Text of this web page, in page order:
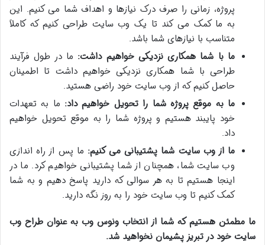
پروژه، زمانی را صرف درک نیازها و اهداف شما می کنیم. این
به ما کمک می کند تا یک وب سایت طراحی کنیم که کاملاً
متناسب با نیازهای شما باشد.
ما با شما همکاری نزدیکی خواهیم داشت: ما در طول فرآیند
طراحی با شما همکاری نزدیکی خواهیم داشت تا اطمینان
حاصل کنیم که از وب سایت خود راضی هستید.
ما به موقع پروژه شما را تحویل خواهیم داد: ما به تعهدات
خود پایبند هستیم و پروژه شما را به موقع تحویل خواهیم
داد.
ما از وب سایت شما پشتیبانی می کنیم: ما پس از راه اندازی
وب سایت شما، همچنان از شما پشتیبانی خواهیم کرد. ما در
اینجا هستیم تا به هر سوالی که دارید پاسخ دهیم و به شما
کمک کنیم تا وب سایت خود را به روز نگه دارید.
ما مطمئن هستیم که شما از انتخاب ونوس وب به عنوان طراح وب
سایت خود در تبریز پشیمان نخواهید شد.